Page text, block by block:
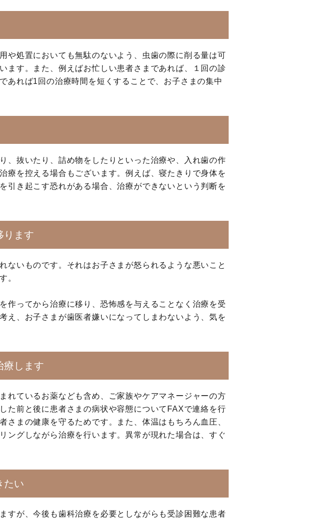
や処置においても無駄のないよう、虫歯の際に削る量は可
ます。また、例えばお忙しい患者さまであれば、１回の診
あれば1回の治療時間を短くすることで、お子さまの集中
、抜いたり、詰め物をしたりといった治療や、入れ歯の作
療を控える場合もございます。例えば、寝たきりで身体を
引き起こす恐れがある場合、治療ができないという判断を
ります
ないものです。それはお子さまが怒られるような悪いこと
。
作ってから治療に移り、恐怖感を与えることなく治療を受
え、お子さまが歯医者嫌いになってしまわないよう、気を
療します
れているお薬なども含め、ご家族やケアマネージャーの方
た前と後に患者さまの病状や容態についてFAXで連絡を行
まの健康を守るためです。また、体温はもちろん血圧、
ングしながら治療を行います。異常が現れた場合は、すぐ
たい
すが、今後も歯科治療を必要としながらも受診困難な患者